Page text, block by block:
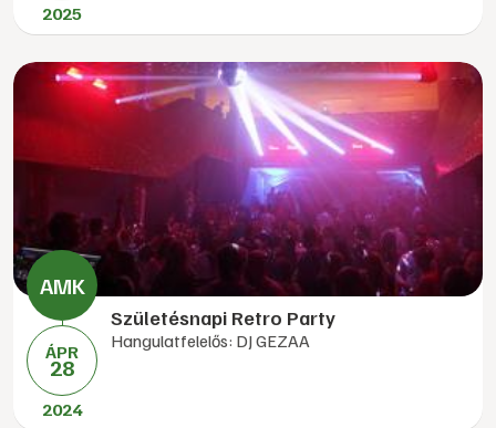
2025
ÁPR
28
2024
Születésnapi Retro Party
Hangulatfelelős: DJ GEZAA